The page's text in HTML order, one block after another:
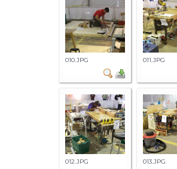
010.JPG 011.JPG
012.JPG 013.JPG